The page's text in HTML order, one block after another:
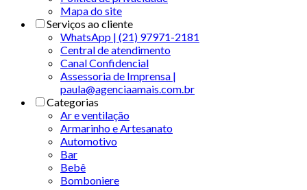
Mapa do site
Serviços ao cliente
WhatsApp | (21) 97971-2181
Central de atendimento
Canal Confidencial
Assessoria de Imprensa |
paula@agenciaamais.com.br
Categorias
Ar e ventilação
Armarinho e Artesanato
Automotivo
Bar
Bebê
Bomboniere